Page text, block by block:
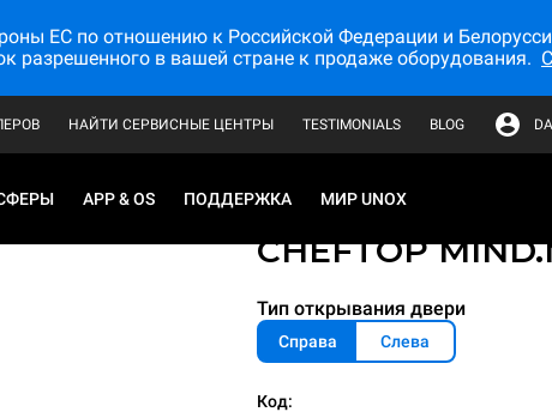
ЕС по отношению к Российской Федерации и
разрешенного в вашей стране к продаже оборудования.
НАЙТИ СЕРВИСНЫЕ ЦЕНТРЫ TESTIMONIALS BLOG
APP & OS ПОДДЕРЖКА МИР UNOX
Профессиональный
CHEFTOP
Тип открывания двери
Справа Слева
Код: